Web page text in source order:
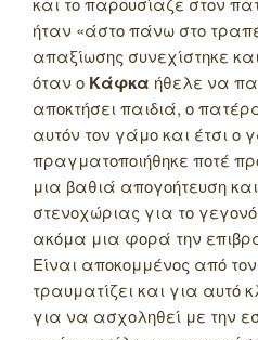
ήταν «άστο πάνω στο
απαξίωσης συνεχίστηκε
όταν ο Κάφκα ήθελε να
αποκτήσει παιδιά, ο
αυτόν τον γάμο και έτσι ο
πραγματοποιήθηκε ποτέ
μια βαθιά απογοήτευση
στενοχώριας για το
ακόμα μια φορά την
Είναι αποκομμένος από
τραυματίζει και για αυτό
για να ασχοληθεί με την